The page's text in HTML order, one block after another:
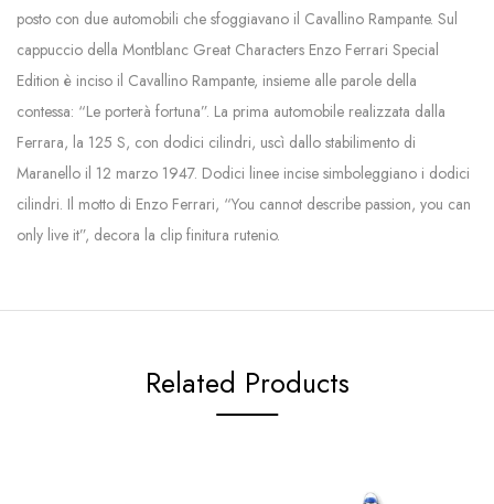
posto con due automobili che sfoggiavano il Cavallino Rampante. Sul
cappuccio della Montblanc Great Characters Enzo Ferrari Special
Edition è inciso il Cavallino Rampante, insieme alle parole della
contessa: “Le porterà fortuna”. La prima automobile realizzata dalla
Ferrara, la 125 S, con dodici cilindri, uscì dallo stabilimento di
Maranello il 12 marzo 1947. Dodici linee incise simboleggiano i dodici
cilindri. Il motto di Enzo Ferrari, “You cannot describe passion, you can
only live it”, decora la clip finitura rutenio.
Related Products